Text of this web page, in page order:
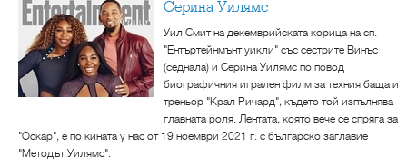
Серина Уилямс
Уил Смит на декемврийската корица на сп.
"Ентъртейнмънт уикли" със сестрите Винъс
(седнала) и Серина Уилямс по повод
биографичния игрален филм за техния баща и
треньор "Крал Ричард", където той изпълнява
главната роля. Лентата, която вече се спряга за
"Оскар", е по кината у нас от 19 ноември 2021 г. с българско заглавие
"Методът Уилямс".